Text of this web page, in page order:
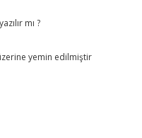
mı ?
yemin edilmiştir